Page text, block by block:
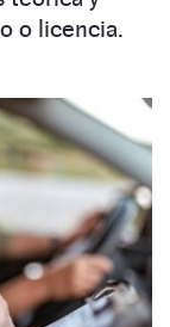
o licencia.